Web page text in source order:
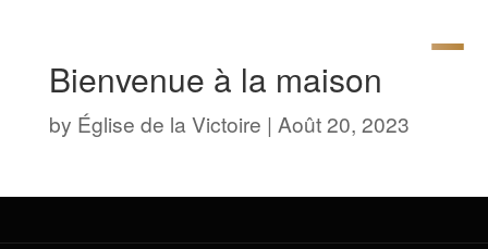
Bienvenue à la maison
by Église de la Victoire | Août 20, 2023